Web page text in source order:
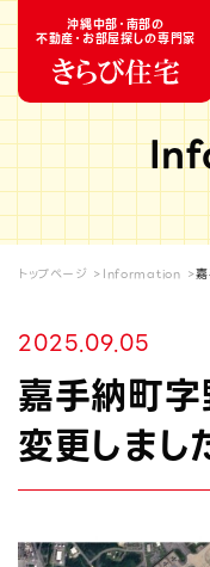
沖縄中部・南部の
不動産・お部屋探しの専門家
トップページ Information
2025.09.05
嘉手納町字
変更しまし